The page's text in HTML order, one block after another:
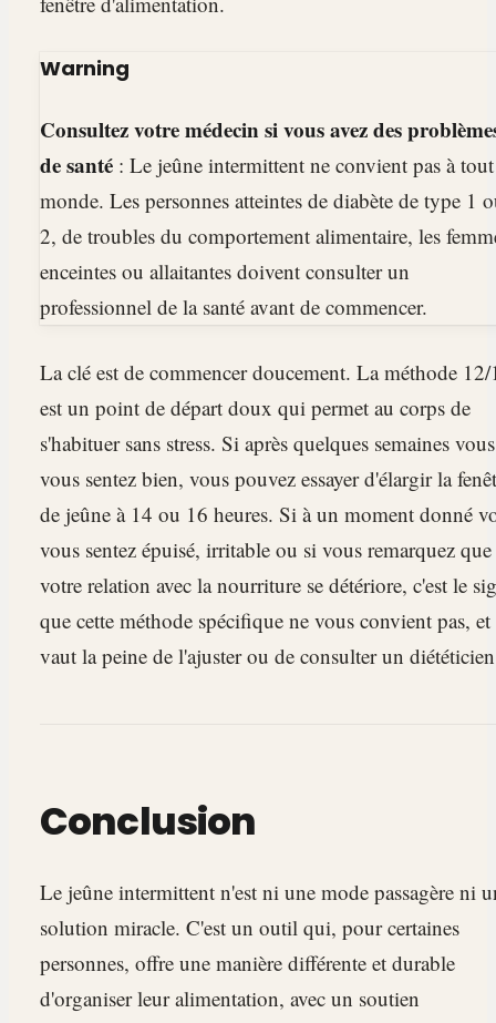
Warning
Consultez votre médecin si vous avez des
de santé : Le jeûne intermittent ne convient pas à
monde. Les personnes atteintes de diabète de type 1
2, de troubles du comportement alimentaire, les
enceintes ou allaitantes doivent consulter un
professionnel de la santé avant de commencer.
La clé est de commencer doucement. La méthode
est un point de départ doux qui permet au corps de
s'habituer sans stress. Si après quelques semaines vous
vous sentez bien, vous pouvez essayer d'élargir la
de jeûne à 14 ou 16 heures. Si à un moment donné
vous sentez épuisé, irritable ou si vous remarquez que
votre relation avec la nourriture se détériore, c'est le
que cette méthode spécifique ne vous convient pas,
vaut la peine de l'ajuster ou de consulter un
Conclusion
Le jeûne intermittent n'est ni une mode passagère ni
solution miracle. C'est un outil qui, pour certaines
personnes, offre une manière différente et durable
d'organiser leur alimentation, avec un soutien